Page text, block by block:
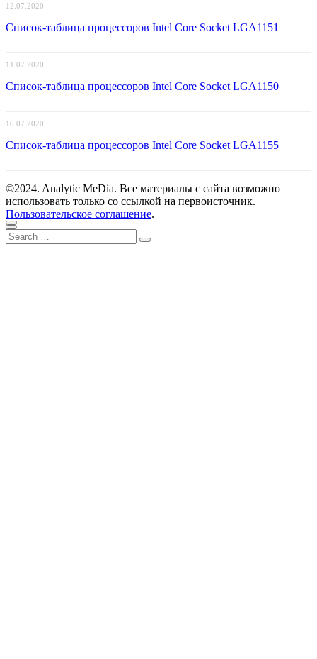
12.07.2020
Список-таблица процессоров Intel Core Socket LGA1151
11.07.2020
Список-таблица процессоров Intel Core Socket LGA1150
10.07.2020
Список-таблица процессоров Intel Core Socket LGA1155
©2024. Analytic MeDia. Все материалы с сайта возможно
использовать только со ссылкой на первоисточник.
Пользовательское соглашение.
Scroll
to
Close
Search
for:
Search